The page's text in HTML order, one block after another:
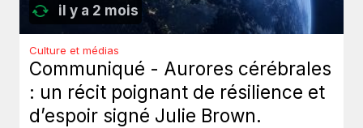
il y a 2 mois
Culture et médias
Communiqué - Aurores cérébrales
: un récit poignant de résilience et
d’espoir signé Julie Brown.